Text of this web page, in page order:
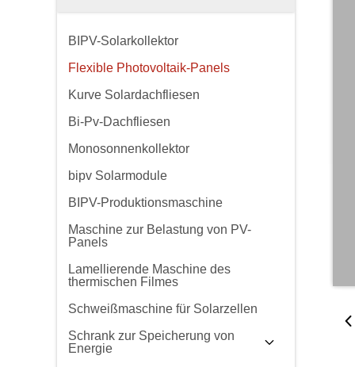
BIPV-Solarkollektor
Flexible Photovoltaik-Panels
Kurve Solardachfliesen
Bi-Pv-Dachfliesen
Monosonnenkollektor
bipv Solarmodule
BIPV-Produktionsmaschine
Maschine zur Belastung von PV-
Panels
Lamellierende Maschine des
thermischen Filmes
Schweißmaschine für Solarzellen
Schrank zur Speicherung von
Energie